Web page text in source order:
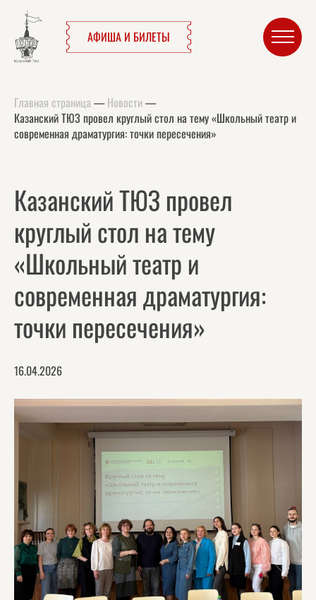
АФИША И БИЛЕТЫ
Главная страница —Новости —
Казанский ТЮЗ провел круглый стол на тему «Школьный театр и
современная драматургия: точки пересечения»
Казанский ТЮЗ провел
круглый стол на тему
«Школьный театр и
современная драматургия:
точки пересечения»
16.04.2026